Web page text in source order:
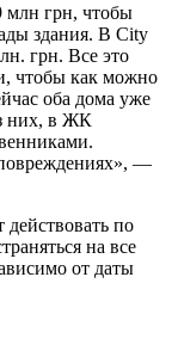
млн грн, чтобы
здания. В City
грн. Все это
чтобы как можно
оба дома уже
них, в ЖК
—
действовать по
на все
от даты